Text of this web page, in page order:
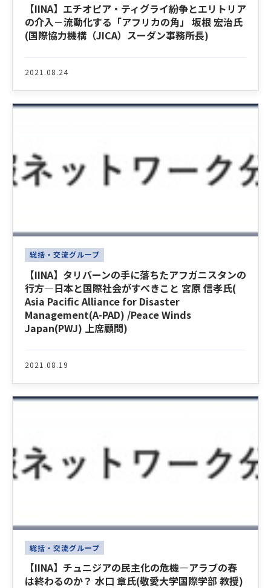
【IINA】エチオピア・ティグライ紛争とエリトリア
の介入－流動化する「アフリカの角」 坂根 宏治氏
(国際協力機構（JICA）スーダン事務所長)
2021.08.24
総括・交流グループ
【IINA】タリバーンの手に落ちたアフガニスタンの
行方―日本と国際社会がすべきこと 宮原 信孝氏(
Asia Pacific Alliance for Disaster
Management(A-PAD) /Peace Winds
Japan(PWJ) 上席顧問)
2021.08.19
総括・交流グループ
【IINA】チュニジアの民主化の危機―アラブの春
は終わるのか？ 水口 章氏(敬愛大学国際学部 教授)